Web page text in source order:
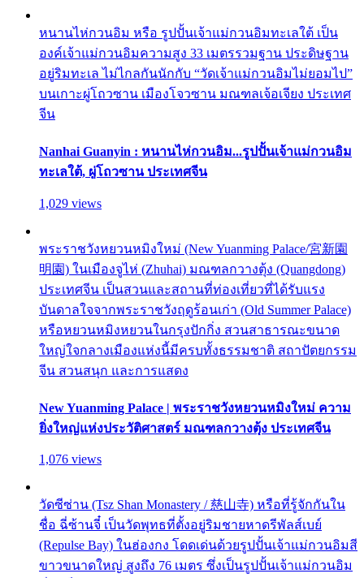
หนานไห่กวนอิม หรือ รูปปั้นเจ้าแม่กวนอิมทะเลใต้ เป็น
องค์เจ้าแม่กวนอิมความสูง 33 เมตรรวมฐาน ประดิษฐาน
อยู่ริมทะเล ไม่ไกลกันนักกับ “วัดเจ้าแม่กวนอิมไม่ยอมไป”
บนเกาะผู่โถวซาน เมืองโจวซาน มณฑลเจ้อเจียง ประเทศ
จีน
Nanhai Guanyin : หนานไห่กวนอิม...รูปปั้นเจ้าแม่กวนอิม
ทะเลใต้, ผู่โถวซาน ประเทศจีน
1,029 views
พระราชวังหยวนหมิงใหม่ (New Yuanming Palace/宮新園
明園) ในเมืองจูไห่ (Zhuhai) มณฑลกวางตุ้ง (Quangdong)
ประเทศจีน เป็นสวนและสถานที่ท่องเที่ยวที่ได้รับแรง
บันดาลใจจากพระราชวังฤดูร้อนเก่า (Old Summer Palace)
หรือหยวนหมิงหยวนในกรุงปักกิ่ง สวนสาธารณะขนาด
ใหญ่ใจกลางเมืองแห่งนี้มีครบทั้งธรรมชาติ สถาปัตยกรรม
จีน สวนสนุก และการแสดง
New Yuanming Palace | พระราชวังหยวนหมิงใหม่ ความ
ยิ่งใหญ่แห่งประวัติศาสตร์ มณฑลกวางตุ้ง ประเทศจีน
1,076 views
วัดซีซ่าน (Tsz Shan Monastery / 慈山寺) หรือที่รู้จักกันใน
ชื่อ ฉี่ซ้านจี๋ เป็นวัดพุทธที่ตั้งอยู่ริมชายหาดรีพัลส์เบย์
(Repulse Bay) ในฮ่องกง โดดเด่นด้วยรูปปั้นเจ้าแม่กวนอิมสี
ขาวขนาดใหญ่ สูงถึง 76 เมตร ซึ่งเป็นรูปปั้นเจ้าแม่กวนอิม